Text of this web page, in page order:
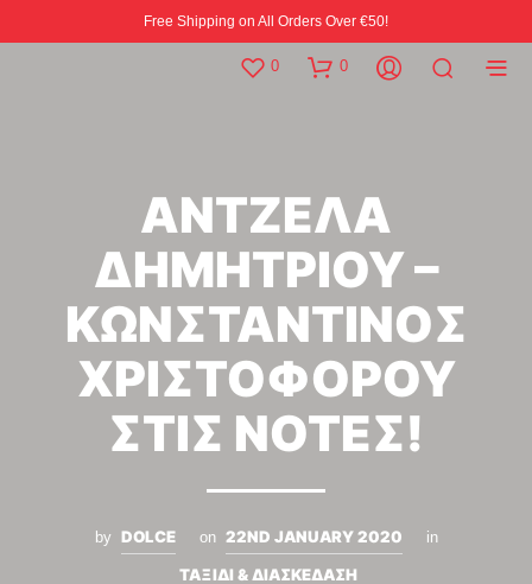
Free Shipping on All Orders Over €50!
0 0
ΑΝΤΖΕΛΑ
ΔΗΜΗΤΡΙΟΥ –
ΚΩΝΣΤΑΝΤΙΝΟΣ
ΧΡΙΣΤΟΦΟΡΟΥ
ΣΤΙΣ ΝΟΤΕΣ!
by DOLCE on 22ND JANUARY 2020 in
ΤΑΞΙΔΙ & ΔΙΑΣΚΕΔΑΣΗ